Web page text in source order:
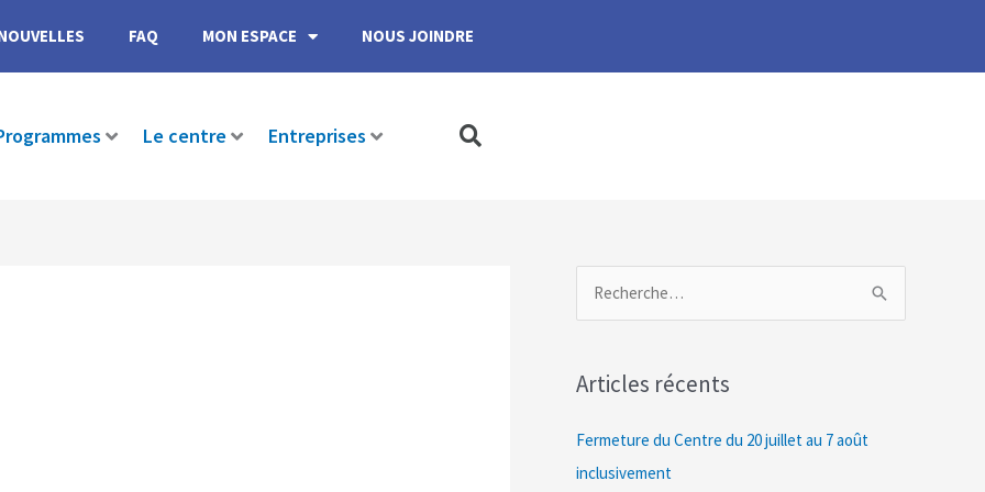
FAQ MON ESPACE NOUS JOINDRE
Le centre Entreprises
h
e
r
Articles récents
Fermeture du Centre du 20 juillet au 7 août
inclusivement